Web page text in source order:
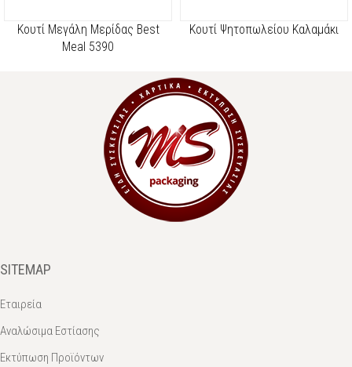
Kουτί Μεγάλη Μερίδας Best
Meal 5390
Κουτί Ψητοπωλείου Καλαμάκι
SITEMAP
Εταιρεία
Αναλώσιμα Εστίασης
Εκτύπωση Προϊόντων